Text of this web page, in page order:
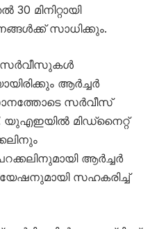
മിനിറ്റായി
സാധിക്കും.
സർവീസുകൾ
ആർച്ചർ
സർവീസ്
യുഎഇയിൽ മിഡ്‌നൈറ്റ്
ആർച്ചർ
സഹകരിച്ച്